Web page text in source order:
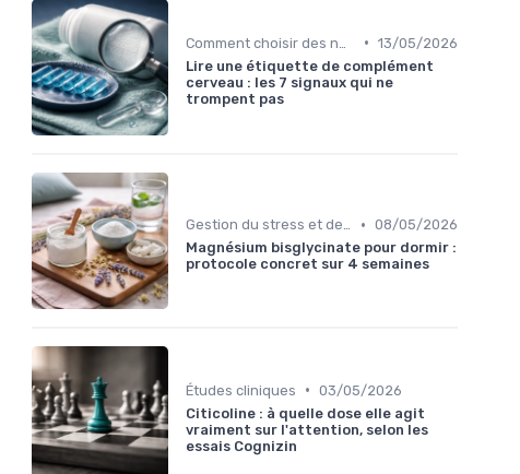
• 13/05/2026
Lire une étiquette de complément
cerveau : les 7 signaux qui ne
trompent pas
Gestion du stress et de l'anxiété • 08/05/2026
Magnésium bisglycinate pour dormir :
protocole concret sur 4 semaines
Études cliniques • 03/05/2026
Citicoline : à quelle dose elle agit
vraiment sur l'attention, selon les
essais Cognizin